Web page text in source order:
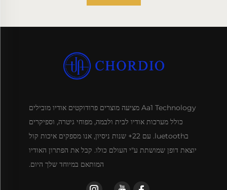
Aa1 Technology מציעה מוצרים פרודוקטים אודיו מובילים
כולל מערכות אודיו לבית ולבמה, מפוחי גיטרה, וספיקרים
בluetooth. עם 22+ שנות ניסיון, אנו מספקים איכות קול
יוצאת דופן שמושתת ע"י העולם כולו. קבל את הפתרון האודיו
המותאם במיוחד שלך היום.